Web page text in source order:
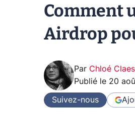
Comment
Airdrop
Par Chloé
Publié le 20
Suivez-nous